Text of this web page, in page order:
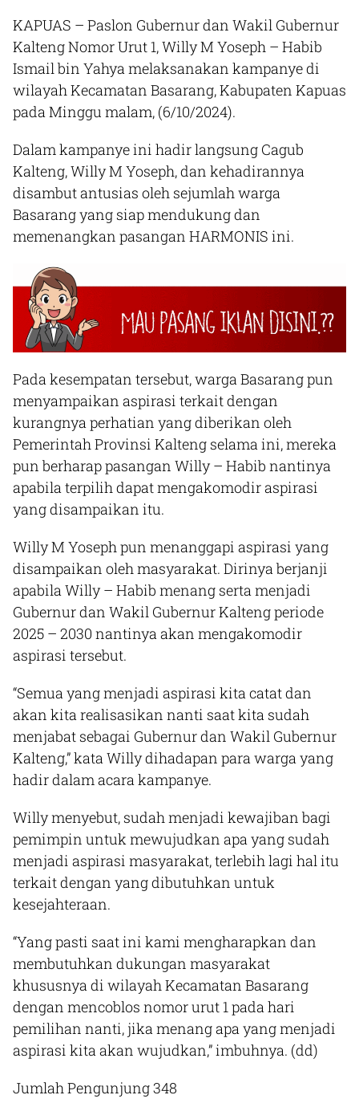
KAPUAS – Paslon Gubernur dan Wakil Gubernur
Kalteng Nomor Urut 1, Willy M Yoseph – Habib
Ismail bin Yahya melaksanakan kampanye di
wilayah Kecamatan Basarang, Kabupaten Kapuas
pada Minggu malam, (6/10/2024).
Dalam kampanye ini hadir langsung Cagub
Kalteng, Willy M Yoseph, dan kehadirannya
disambut antusias oleh sejumlah warga
Basarang yang siap mendukung dan
memenangkan pasangan HARMONIS ini.
Pada kesempatan tersebut, warga Basarang pun
menyampaikan aspirasi terkait dengan
kurangnya perhatian yang diberikan oleh
Pemerintah Provinsi Kalteng selama ini, mereka
pun berharap pasangan Willy – Habib nantinya
apabila terpilih dapat mengakomodir aspirasi
yang disampaikan itu.
Willy M Yoseph pun menanggapi aspirasi yang
disampaikan oleh masyarakat. Dirinya berjanji
apabila Willy – Habib menang serta menjadi
Gubernur dan Wakil Gubernur Kalteng periode
2025 – 2030 nantinya akan mengakomodir
aspirasi tersebut.
“Semua yang menjadi aspirasi kita catat dan
akan kita realisasikan nanti saat kita sudah
menjabat sebagai Gubernur dan Wakil Gubernur
Kalteng,” kata Willy dihadapan para warga yang
hadir dalam acara kampanye.
Willy menyebut, sudah menjadi kewajiban bagi
pemimpin untuk mewujudkan apa yang sudah
menjadi aspirasi masyarakat, terlebih lagi hal itu
terkait dengan yang dibutuhkan untuk
kesejahteraan.
“Yang pasti saat ini kami mengharapkan dan
membutuhkan dukungan masyarakat
khususnya di wilayah Kecamatan Basarang
dengan mencoblos nomor urut 1 pada hari
pemilihan nanti, jika menang apa yang menjadi
aspirasi kita akan wujudkan,” imbuhnya. (dd)
Jumlah Pengunjung348